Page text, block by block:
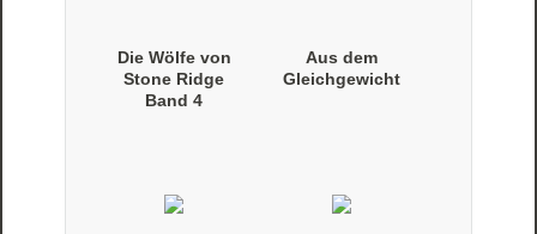
Die Wölfe von
Stone Ridge
Band 4
Aus dem
Gleichgewicht